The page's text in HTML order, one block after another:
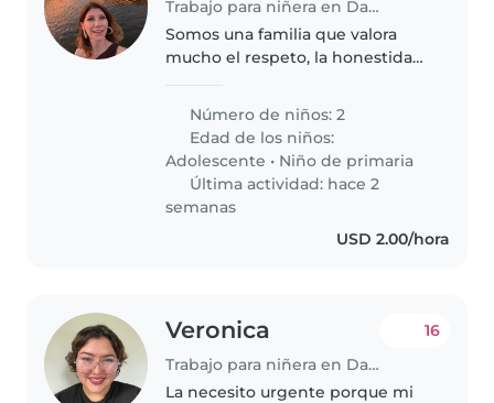
Trabajo para niñera en David
Somos una familia que valora
mucho el respeto, la honestidad
hijos y dos mascotas y buscamos
una persona cariñosa,
responsable y comprometida,
que disfrute..
Número de niños: 2
Edad de los niños:
Adolescente • Niño de primaria
Última actividad: hace 2
semanas
USD 2.00/hora
Veronica
Trabajo para niñera en David
16
La necesito urgente porque mi